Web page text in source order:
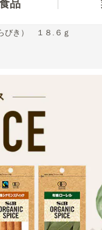
品
びき） １８.６ｇ